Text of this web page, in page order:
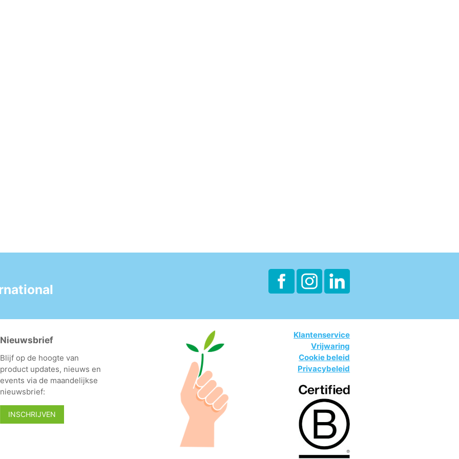
Nieuwsbrief
Blijf op de hoogte van
product updates, nieuws en
events via de maandelijkse
nieuwsbrief:
INSCHRIJVEN
Klantenservice
Vrijwaring
Cookie beleid
Privacybeleid